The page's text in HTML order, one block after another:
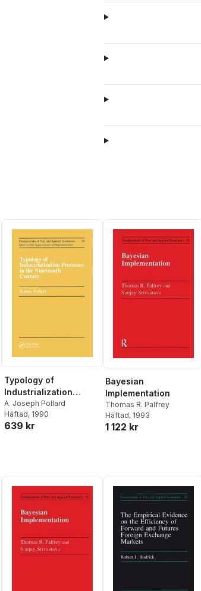
Typology of
Industrialization
Processes in the
Nineteenth Century
A. Joseph Pollard
Häftad, 1990
639 kr
Bayesian
Implementation
Thomas R. Palfrey
Häftad, 1993
1 122 kr